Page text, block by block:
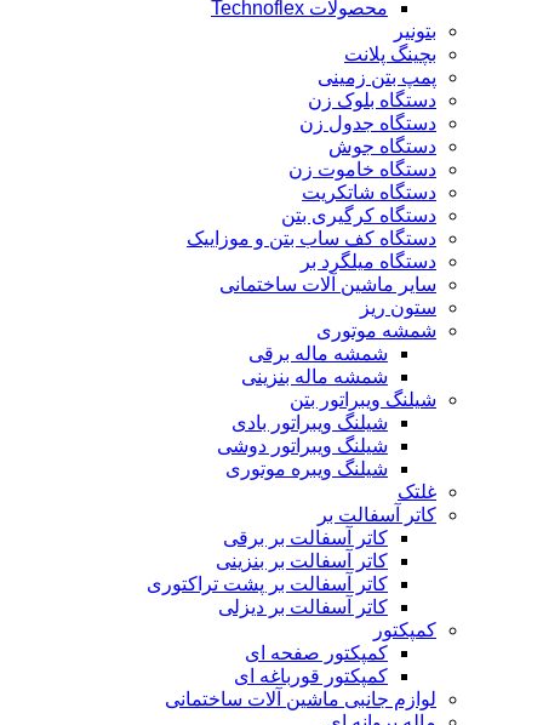
محصولات Technoflex
بتونیر
بچینگ پلانت
پمپ بتن زمینی
دستگاه بلوک زن
دستگاه جدول زن
دستگاه جوش
دستگاه خاموت زن
دستگاه شاتکریت
دستگاه کرگیری بتن
دستگاه کف ساب بتن و موزاییک
دستگاه میلگرد بر
سایر ماشین آلات ساختمانی
ستون ریز
شمشه موتوری
شمشه ماله برقی
شمشه ماله بنزینی
شیلنگ ویبراتور بتن
شیلنگ ویبراتور بادی
شیلنگ ویبراتور دوشی
شیلنگ ویبره موتوری
غلتک
کاتر آسفالت بر
کاتر آسفالت بر برقی
کاتر آسفالت بر بنزینی
کاتر آسفالت بر پشت تراکتوری
کاتر آسفالت بر دیزلی
کمپکتور
کمپکتور صفحه ای
کمپکتور قورباغه ای
لوازم جانبی ماشین آلات ساختمانی